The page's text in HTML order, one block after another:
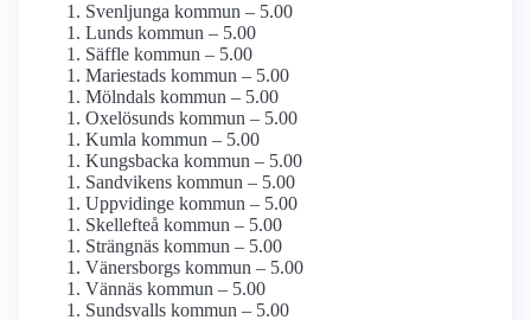
Svenljunga kommun – 5.00
Lunds kommun – 5.00
Säffle kommun – 5.00
Mariestads kommun – 5.00
Mölndals kommun – 5.00
Oxelösunds kommun – 5.00
Kumla kommun – 5.00
Kungsbacka kommun – 5.00
Sandvikens kommun – 5.00
Uppvidinge kommun – 5.00
Skellefteå kommun – 5.00
Strängnäs kommun – 5.00
Vänersborgs kommun – 5.00
Vännäs kommun – 5.00
Sundsvalls kommun – 5.00